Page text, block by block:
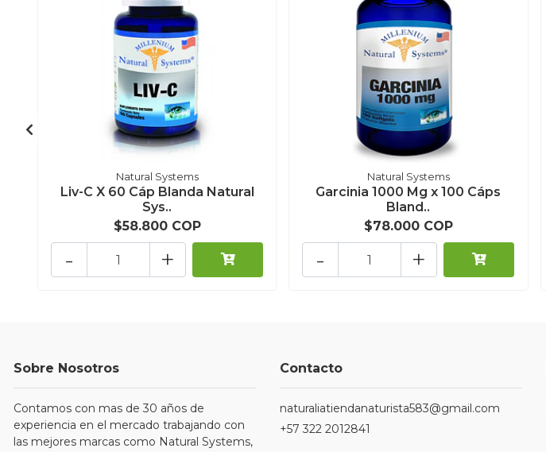
Natural Systems
Liv-C X 60 Cáp Blanda Natural
Sys..
$58.800 COP
+
-
Natural Systems
Garcinia 1000 Mg x 100 Cáps
Bland..
$78.000 COP
+
-
Sobre Nosotros
Contamos con mas de 30 años de
experiencia en el mercado trabajando con
las mejores marcas como Natural Systems,
Contacto
naturaliatiendanaturista583@gmail.com
+57 322 2012841